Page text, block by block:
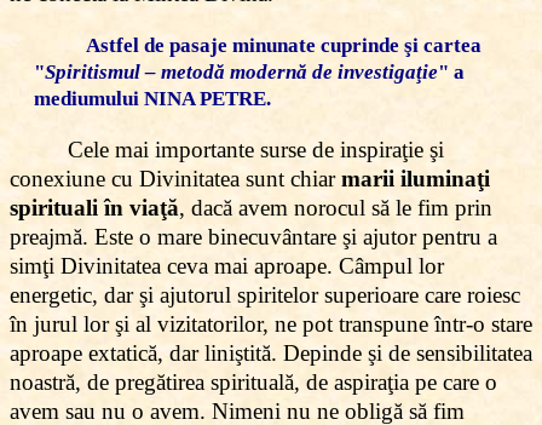
Astfel de pasaje minunate cuprinde şi cartea
"Spiritismul – metodă modernă de investigaţie" a
mediumului NINA PETRE.
Cele mai importante surse de inspiraţie şi
conexiune cu Divinitatea sunt chiarmarii iluminaţi
spirituali în viaţă, dacă avem norocul să le fim prin
preajmă. Este o mare binecuvântare şi ajutor pentru a
simţi Divinitatea ceva mai aproape. Câmpul lor
energetic, dar şi ajutorul spiritelor superioare care roiesc
în jurul lor şi al vizitatorilor, ne pot transpune într-o stare
aproape extatică, dar liniştită. Depinde şi de sensibilitatea
noastră, de pregătirea spirituală, de aspiraţia pe care o
avem sau nu o avem. Nimeni nu ne obligă să fim